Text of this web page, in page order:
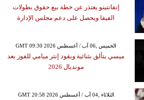
إنفانتينو يعتذر عن خطة بيع حقوق بطولات
الفيفا ويحصل على دعم مجلس الإدارة
GMT 09:30 2026 الخميس ,06 آب / أغسطس
ميسي يتألق بثنائية ويقود إنتر ميامي للفوز بعد
مونديال 2026
GMT 20:58 2026 الثلاثاء ,04 آب / أغسطس